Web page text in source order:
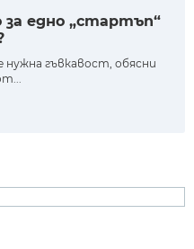
за едно „стартъп“
нужна гъвкавост, обясни